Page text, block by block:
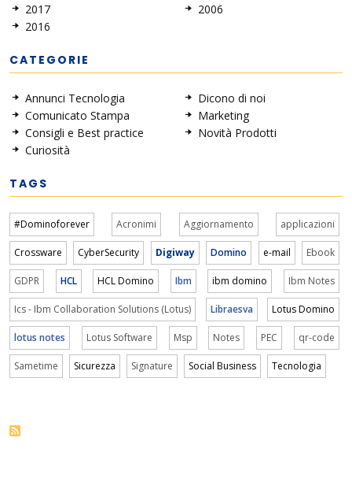
2017
2016
2006
CATEGORIE
Annunci Tecnologia
Comunicato Stampa
Consigli e Best practice
Curiosità
Dicono di noi
Marketing
Novità Prodotti
TAGS
#Dominoforever Acronimi Aggiornamento applicazioni
Crossware CyberSecurity Digiway Domino e-mail Ebook
GDPR HCL HCL Domino Ibm ibm domino Ibm Notes
Ics - Ibm Collaboration Solutions (Lotus) Libraesva Lotus Domino
lotus notes Lotus Software Msp Notes PEC qr-code
Sametime Sicurezza Signature Social Business Tecnologia